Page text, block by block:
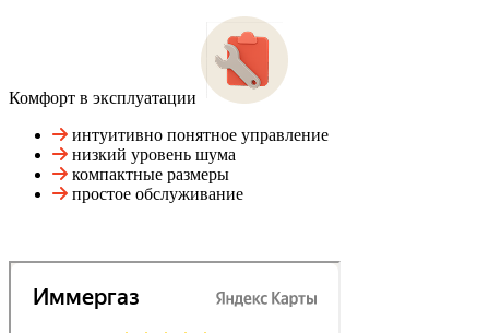
Комфорт в эксплуатации
интуитивно понятное управление
низкий уровень шума
компактные размеры
простое обслуживание